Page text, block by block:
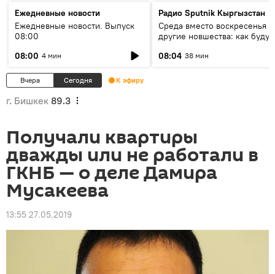
Ежедневные новости
Ежедневные новости. Выпуск
08:00
08:00 4 мин
Радио Sputnik Кыргызстан
Среда вместо воскресенья и
другие новшества: как будут
08:04 38 мин
Вчера Сегодня К эфиру
г. Бишкек 89.3
Получали квартиры
дважды или не работали в
ГКНБ — о деле Дамира
Мусакеева
13:55 27.05.2019